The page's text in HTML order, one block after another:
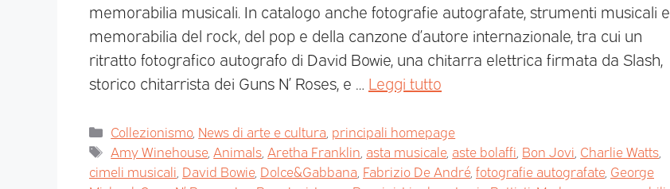
memorabilia musicali. In catalogo anche fotografie autografate, strumenti musicali e
memorabilia del rock, del pop e della canzone d’autore internazionale, tra cui un
ritratto fotografico autografo di David Bowie, una chitarra elettrica firmata da Slash,
storico chitarrista dei Guns N’ Roses, e … Leggi tutto
Collezionismo, News di arte e cultura principali homepage
Amy Winehouse,Animals ,Aretha Franklin asta musicale, aste bolaffi Bon Jovi Charlie Watts
cimeli musicali David Bowie, Dolce&Gabbana Fabrizio De André, fotografie autografate, George